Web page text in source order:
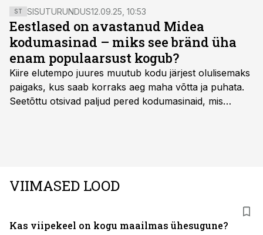
tunginud sügavale raku sisse. Tänapäeval oskavad
teadlased kasvatada tüvirakkudest elundeid.
ST SISUTURUNDUS12.09.25, 10:53
Eestlased on avastanud Midea
kodumasinad – miks see bränd üha
enam populaarsust kogub?
Kiire elutempo juures muutub kodu järjest olulisemaks
paigaks, kus saab korraks aeg maha võtta ja puhata.
Seetõttu otsivad paljud pered kodumasinaid, mis
VIIMASED LOOD
Kas viipekeel on kogu maailmas ühesugune?